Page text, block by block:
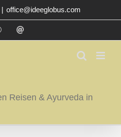
| office@ideeglobus.com
WhatsApp
Reisen & Ayurveda in